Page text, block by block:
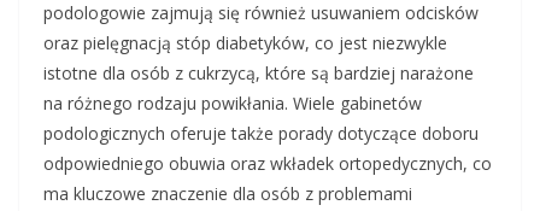
podologowie zajmują się również usuwaniem odcisków
oraz pielęgnacją stóp diabetyków, co jest niezwykle
istotne dla osób z cukrzycą, które są bardziej narażone
na różnego rodzaju powikłania. Wiele gabinetów
podologicznych oferuje także porady dotyczące doboru
odpowiedniego obuwia oraz wkładek ortopedycznych, co
ma kluczowe znaczenie dla osób z problemami